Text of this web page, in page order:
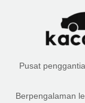
Pusat
Berpengalaman